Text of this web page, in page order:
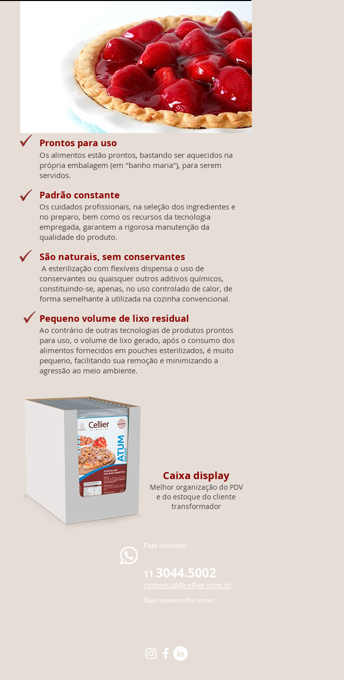
Prontos para uso
Os alimentos estão prontos, bastando ser aquecidos na
própria embalagem (em "banho maria"), para serem
servidos.
Padrão constante
Os cuidados profissionais, na seleção dos ingredientes e
no preparo, bem como os recursos da tecnologia
empregada, garantem a rigorosa manutenção da
qualidade do produto.
São naturais, sem conservantes
A esterilização com flexíveis dispensa o uso de
conservantes ou quaisquer outros aditivos químicos,
constituindo-se, apenas, no uso controlado de calor, de
forma semelhante à utilizada na cozinha convencional.
Pequeno volume de lixo residual
Ao contrário de outras tecnologias de produtos prontos
para uso, o volume de lixo gerado, após o consumo dos
alimentos fornecidos em pouches esterilizados, é muito
pequeno, facilitando sua remoção e minimizando a
agressão ao meio ambiente.
Caixa display
Melhor organização do PDV
e do estoque do cliente
transformador
Fale conosco:
11 3044.5002
comercial@cellier.com.br
Siga nossas redes socais: